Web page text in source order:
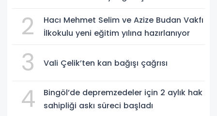
2
Hacı Mehmet Selim ve Azize Budan Vakfı
İlkokulu yeni eğitim yılına hazırlanıyor
3 Vali Çelik’ten kan bağışı çağrısı
4
Bingöl’de depremzedeler için 2 aylık hak
sahipliği askı süreci başladı